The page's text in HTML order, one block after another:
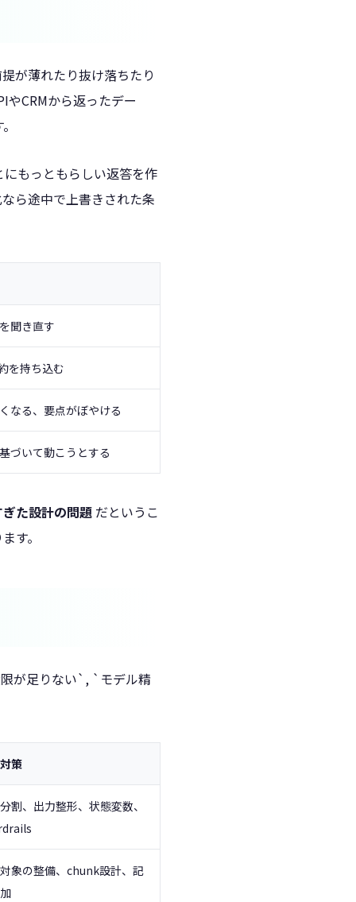
が薄れたり抜け落ちたり
CRMから返ったデー
もっともらしい返答を作
ら途中で上書きされた条
聞き直す
を持ち込む
なる、要点がぼやける
づいて動こうとする
た設計の問題 だというこ
す。
が足りない`, `モデル精
策
割、出力整形、状態変数、
象の整備、chunk設計、記